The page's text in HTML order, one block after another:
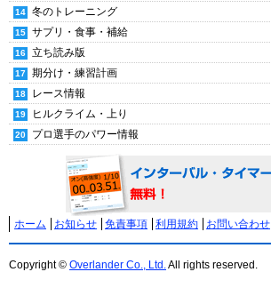
冬のトレーニング
サプリ・食事・補給
立ち読み版
期分け・練習計画
レース情報
ヒルクライム・上り
プロ選手のパワー情報
ホーム お知らせ 免責事項 利用規約 お問い合わせ
Copyright © Overlander Co., Ltd.All rights reserved.